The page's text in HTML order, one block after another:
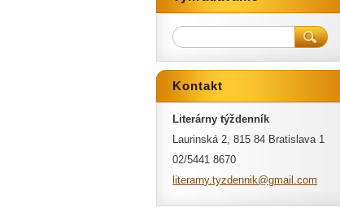
Kontakt
Literárny týždenník
Laurinská 2, 815 84 Bratislava 1
02/5441 8670
literarny.tyzdennik@gmai l.com